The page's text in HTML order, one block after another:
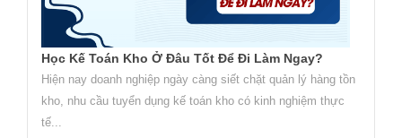
Học Kế Toán Kho Ở Đâu Tốt Để Đi Làm Ngay?
Hiện nay doanh nghiệp ngày càng siết chặt quản lý hàng tồn
kho, nhu cầu tuyển dụng kế toán kho có kinh nghiệm thực
tế...